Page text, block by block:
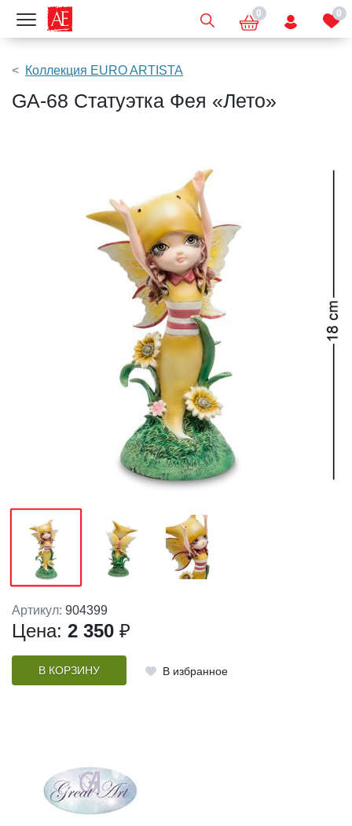
Показать меню 0 0
Коллекция EURO ARTISTA
GA-68 Статуэтка Фея «Лето»
Артикул: 904399
Цена: 2 350 ₽
В КОРЗИНУ В избранное